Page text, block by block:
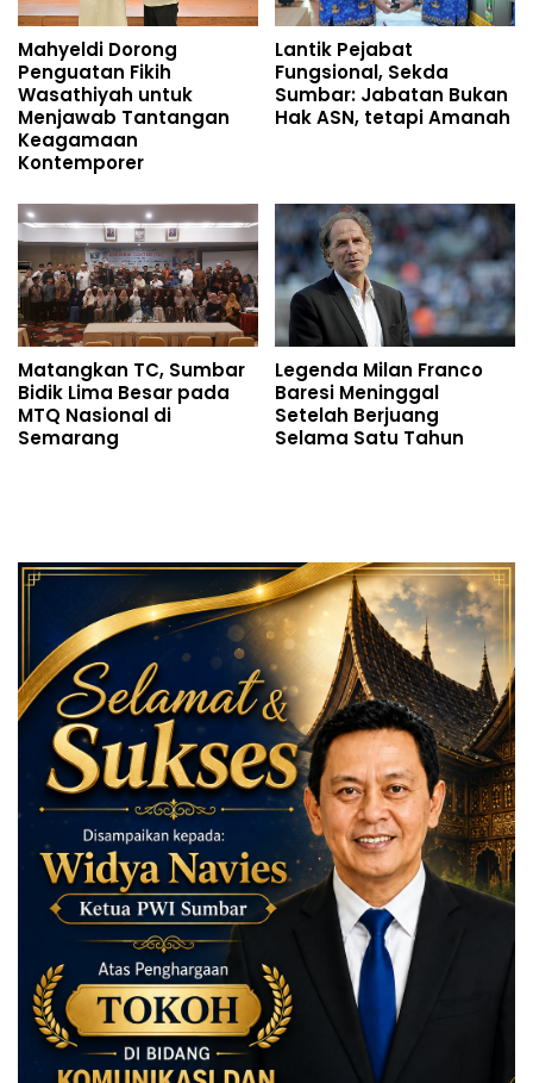
Mahyeldi Dorong
Penguatan Fikih
Wasathiyah untuk
Menjawab Tantangan
Keagamaan
Kontemporer
Lantik Pejabat
Fungsional, Sekda
Sumbar: Jabatan Bukan
Hak ASN, tetapi Amanah
Matangkan TC, Sumbar
Bidik Lima Besar pada
MTQ Nasional di
Semarang
Legenda Milan Franco
Baresi Meninggal
Setelah Berjuang
Selama Satu Tahun